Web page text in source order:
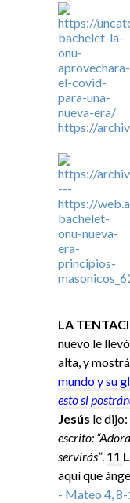
LA
nuevo le
alta, y
mundo y su
esto si
Jesús le dijo:
escrito:
servirás”. 11
aquí que
- Mateo 4, 8-